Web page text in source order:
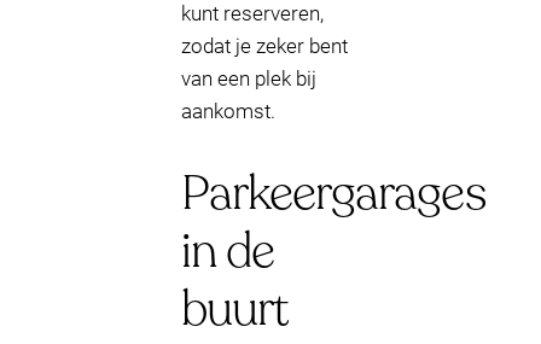
kunt reserveren,
zodat je zeker bent
van een plek bij
aankomst.
Parkeergarages
in de
buurt